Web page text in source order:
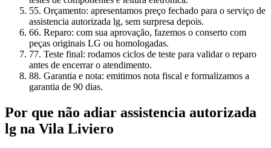
55. Orçamento: apresentamos preço fechado para o serviço de
assistencia autorizada lg, sem surpresa depois.
66. Reparo: com sua aprovação, fazemos o conserto com
peças originais LG ou homologadas.
77. Teste final: rodamos ciclos de teste para validar o reparo
antes de encerrar o atendimento.
88. Garantia e nota: emitimos nota fiscal e formalizamos a
garantia de 90 dias.
Por que não adiar assistencia autorizada
lg na Vila Liviero